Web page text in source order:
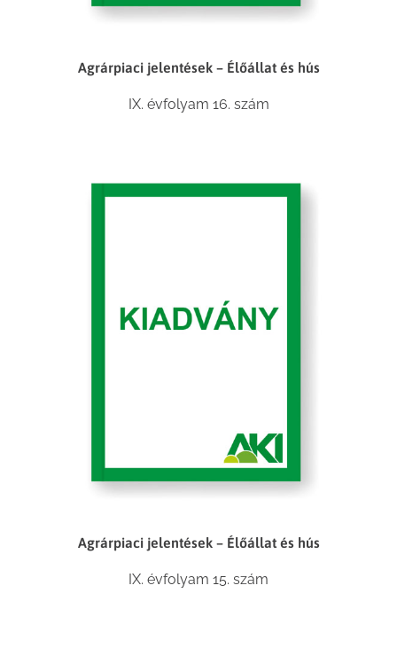
Agrárpiaci jelentések – Élőállat és hús
IX. évfolyam 16. szám
Agrárpiaci jelentések – Élőállat és hús
IX. évfolyam 15. szám